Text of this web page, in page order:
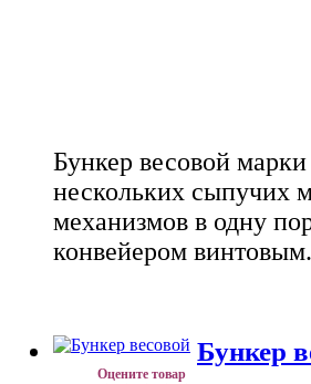
Бункер весовой
нескольких сыпучих
механизмов в одну
конвейером винтовым.
Оцените товар
Бункер